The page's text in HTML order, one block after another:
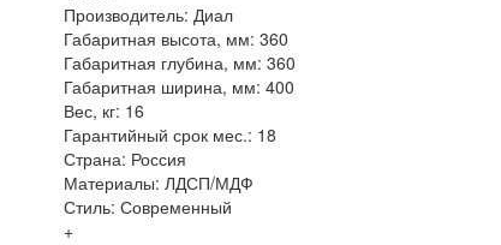
Производитель: Диал
Габаритная высота, мм: 360
Габаритная глубина, мм: 360
Габаритная ширина, мм: 400
Вес, кг: 16
Гарантийный срок мес.: 18
Страна: Россия
Материалы: ЛДСП/МДФ
Стиль: Современный
+